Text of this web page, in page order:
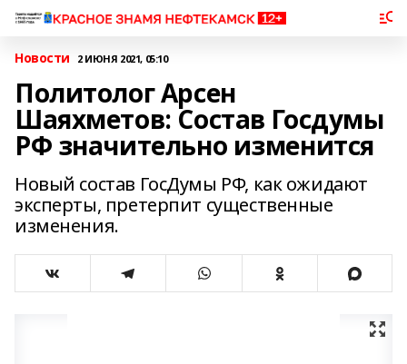
Новости 2 ИЮНЯ 2021, 05:10
Политолог Арсен
Шаяхметов: Состав Госдумы
РФ значительно изменится
Новый состав ГосДумы РФ, как ожидают
эксперты, претерпит существенные
изменения.